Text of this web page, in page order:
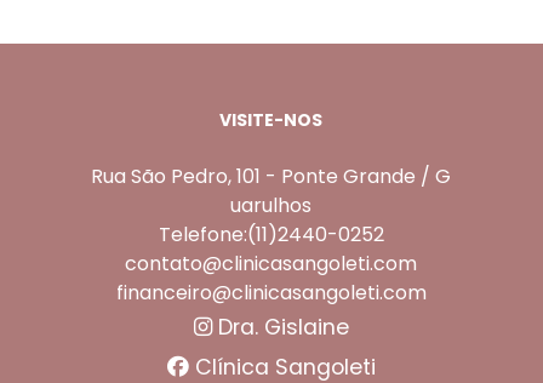
VISITE-NOS
Rua São Pedro, 101 - Ponte Grande / G
uarulhos
Telefone:(11)2440-0252
contato@clinicasangoleti.com
financeiro@clinicasangoleti.com
Dra. Gislaine
Clínica Sangoleti